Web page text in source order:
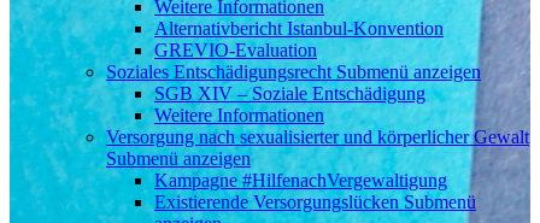
Weitere Informationen
Alternativbericht Istanbul-Konvention
GREVIO-Evaluation
Soziales Entschädigungsrecht Submenü anzeigen
SGB XIV – Soziale Entschädigung
Weitere Informationen
Versorgung nach sexualisierter und körperlicher Gewalt
Submenü anzeigen
Kampagne #HilfenachVergewaltigung
Existierende Versorgungslücken Submenü